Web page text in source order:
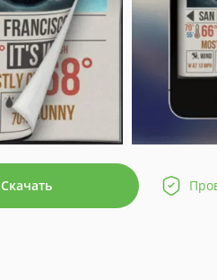
Скачать